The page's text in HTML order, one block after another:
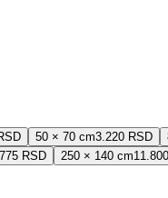
50 × 70 cm3.220 RSD
RSD 250 × 140 cm